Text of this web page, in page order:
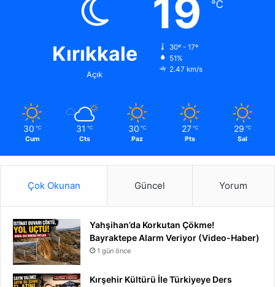
Kırıkkale
Açık
19 ℃
30º - 17º
51%
2.47 km/s
30 ℃
Cum
31 ℃
Cts
30 ℃
Paz
27 ℃
Pts
29 ℃
Sal
Çok Okunan Güncel Yorum
Yahşihan’da Korkutan Çökme!
Bayraktepe Alarm Veriyor (Video-Haber)
1 gün önce
Kırşehir Kültürü İle Türkiyeye Ders